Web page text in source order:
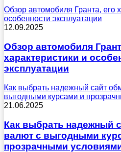
Обзор автомобиля Гранта, его
особенности эксплуатации
12.09.2025
Обзор автомобиля
характеристики и
эксплуатации
Как выбрать надежный сайт
выгодными курсами и
21.06.2025
Как выбрать надежный
валют с выгодными
прозрачными